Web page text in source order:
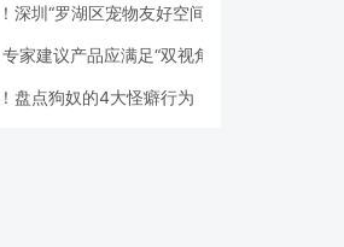
深圳“罗湖区宠物友好空间活动周”启动
家建议产品应满足“双视角需求”
盘点狗奴的4大怪癖行为